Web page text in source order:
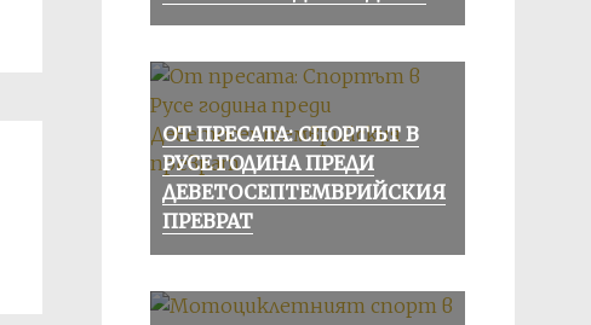
ОТ ПРЕСАТА: СПОРТЪТ В
РУСЕ ГОДИНА ПРЕДИ
ДЕВЕТОСЕПТЕМВРИЙСКИЯ
ПРЕВРАТ